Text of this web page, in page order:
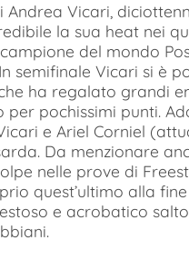
Vicari,
la sua heat nei
del mondo
semifinale Vicari si è
ha regalato grandi
pochissimi punti.
e Ariel Corniel
Da menzionare
nelle prove di
quest’ultimo alla
e acrobatico